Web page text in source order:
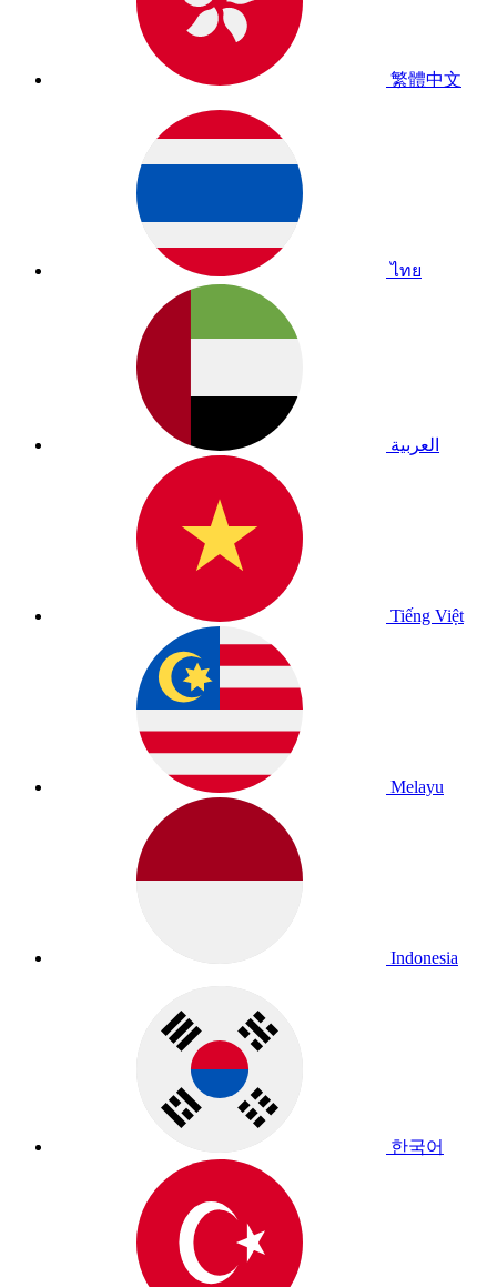
繁體中文
ไทย
العربية
Tiếng Việt
Melayu
Indonesia
한국어